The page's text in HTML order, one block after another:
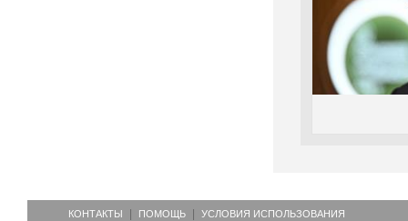
КОНТАКТЫ ПОМОЩЬ УСЛОВИЯ ИСПОЛЬЗОВАНИЯ